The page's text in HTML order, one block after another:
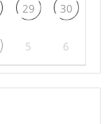
29 30
5 6